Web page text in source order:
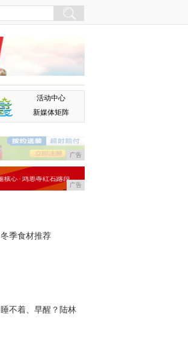
活动中心
新媒体矩阵
广告
广告
冬季食材推荐
睡不着、早醒？陆林